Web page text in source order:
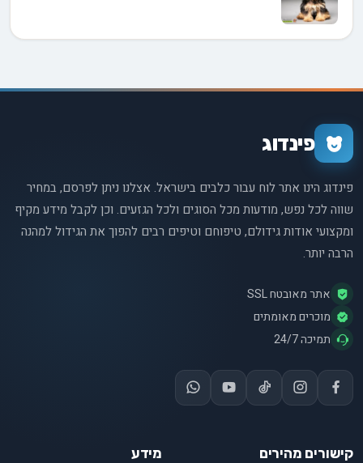
פינדוג
פינדוג הינו אתר לוח עבור כלבים בישראל. אצלנו ניתן לפרסם, במחיר
שווה לכל נפש, מודעות מכל הסוגים ולכל הגזעים. וכן לקבל מידע מקיף
ומקצועי אודות גידולם, טיפוחם וטיפים רבים להפוך את הגידול למהנה
הרבה יותר.
אתר מאובטח SSL
מוכרים מאומתים
תמיכה 24/7
קישורים מהירים מידע